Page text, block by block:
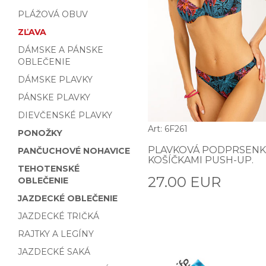
PLÁŽOVÁ OBUV
ZĽAVA
DÁMSKE A PÁNSKE
OBLEČENIE
DÁMSKE PLAVKY
PÁNSKE PLAVKY
DIEVČENSKÉ PLAVKY
PONOŽKY
PANČUCHOVÉ NOHAVICE
TEHOTENSKÉ
OBLEČENIE
JAZDECKÉ OBLEČENIE
JAZDECKÉ TRIČKÁ
RAJTKY A LEGÍNY
JAZDECKÉ SAKÁ
Art: 6F261
PLAVKOVÁ
KOŠÍČKAMI PUSH-UP.
27.00 EUR